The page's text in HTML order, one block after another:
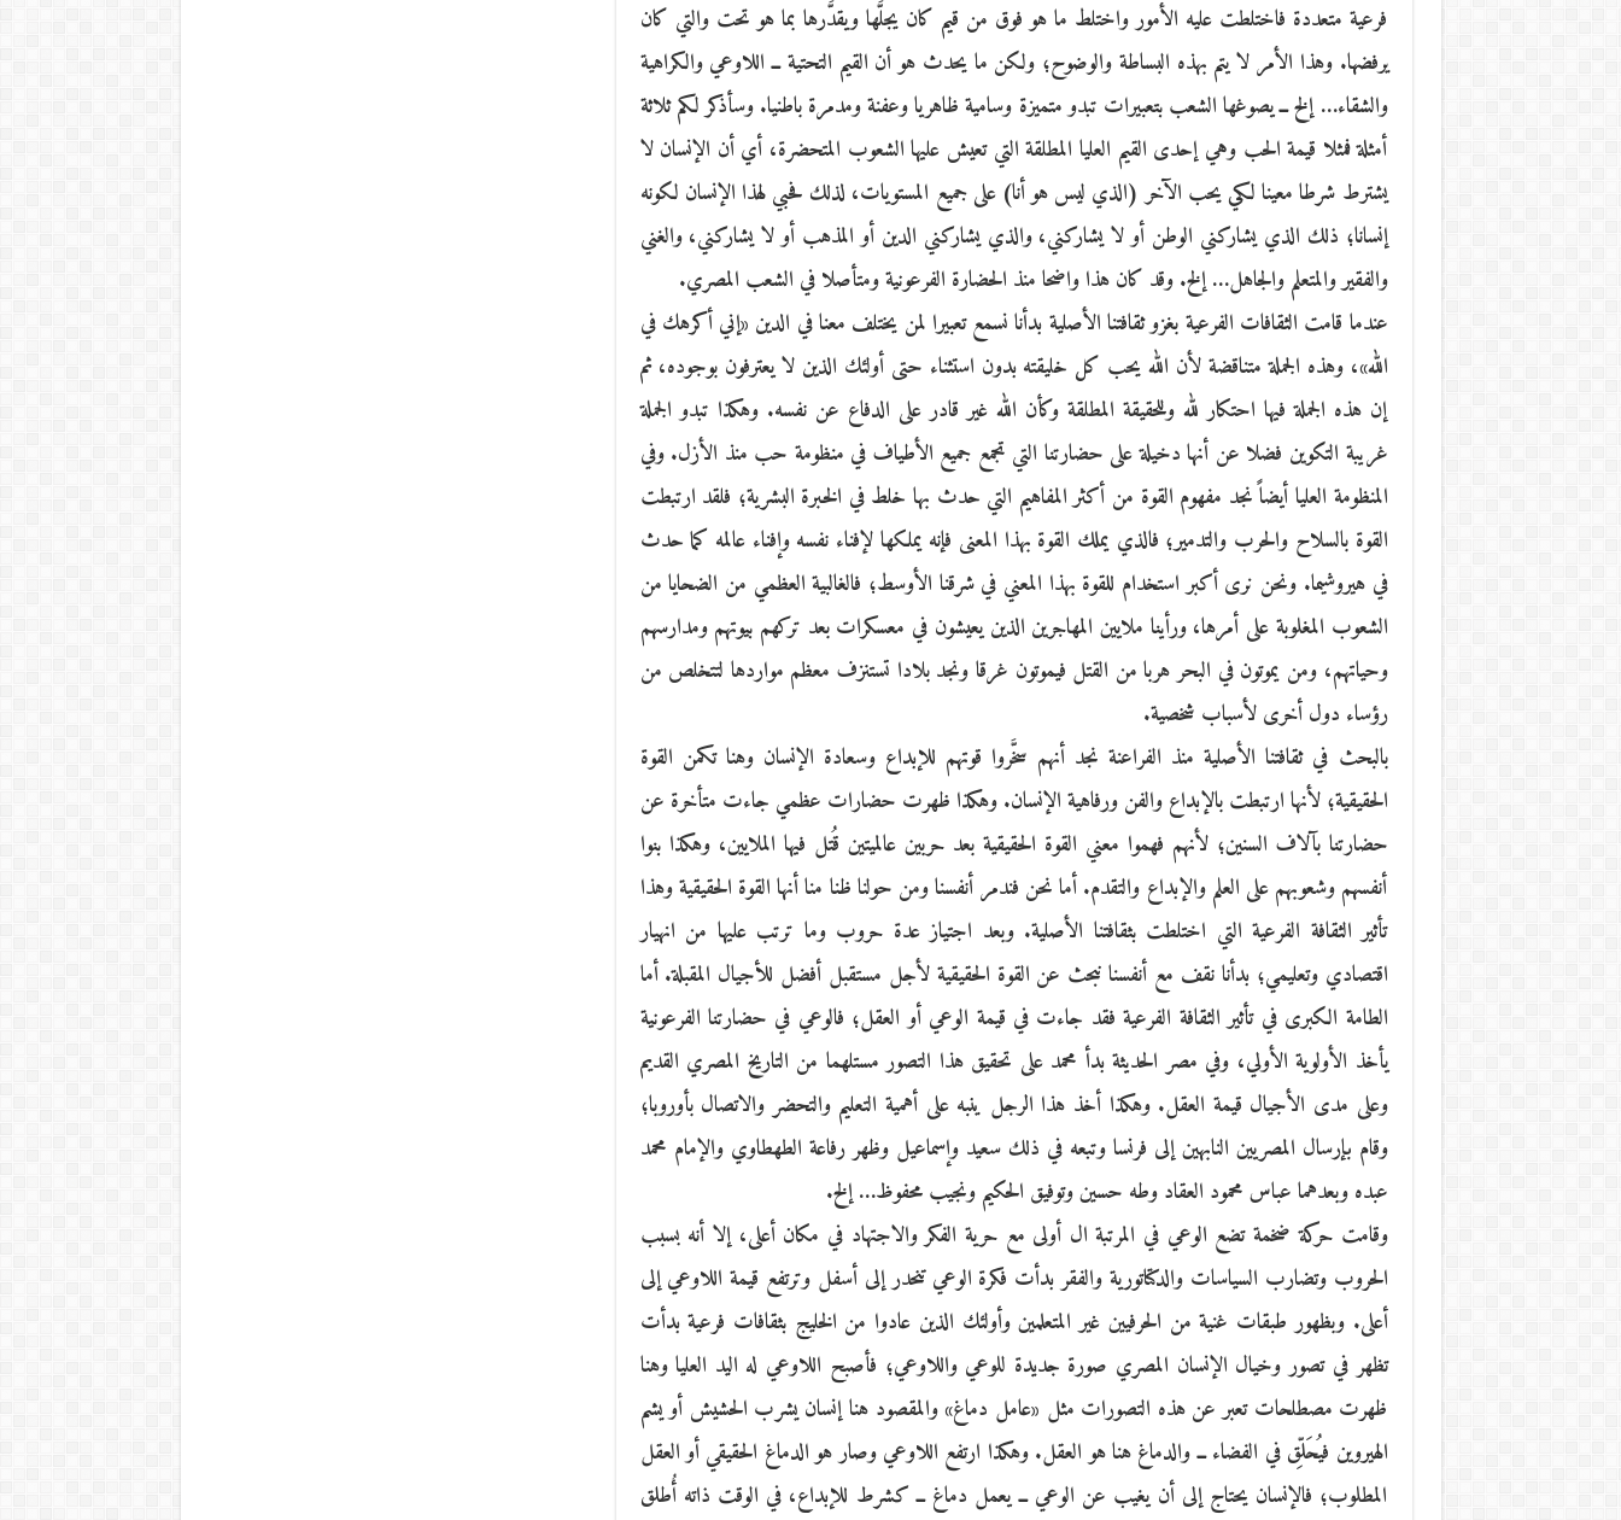
فرعية متعددة فاختلطت عليه الأمور واختلط ما هو فوق من قيم كان يجلَّها ويقدَّرها بما هو تحت والتي كان
يرفضها. وهذا الأمر لا يتم بهذه البساطة والوضوح؛ ولكن ما يحدث هو أن القيم التحتية ــ اللاوعي والكراهية
والشقاء… إلخ ــ يصوغها الشعب بتعبيرات تبدو متميزة وسامية ظاهريا وعفنة ومدمرة باطنيا. وسأذكر لكم ثلاثة
أمثلة فمثلا قيمة الحب وهي إحدى القيم العليا المطلقة التي تعيش عليها الشعوب المتحضرة، أي أن الإنسان لا
يشترط شرطا معينا لكي يحب الآخر (الذي ليس هو أنا) على جميع المستويات، لذلك فحبي لهذا الإنسان لكونه
إنسانا؛ ذلك الذي يشاركني الوطن أو لا يشاركني، والذي يشاركني الدين أو المذهب أو لا يشاركني، والغني
والفقير والمتعلم والجاهل… إلخ. وقد كان هذا واضحا منذ الحضارة الفرعونية ومتأصلا في الشعب المصري.
عندما قامت الثقافات الفرعية بغزو ثقافتنا الأصلية بدأنا نسمع تعبيرا لمن يختلف معنا في الدين «إني أكرهك في
الله»، وهذه الجملة متناقضة لأن الله يحب كل خليقته بدون استثناء حتى أولئك الذين لا يعترفون بوجوده، ثم
إن هذه الجملة فيها احتكار لله وللحقيقة المطلقة وكأن الله غير قادر على الدفاع عن نفسه. وهكذا تبدو الجملة
غريبة التكوين فضلا عن أنها دخيلة على حضارتنا التي تجمع جميع الأطياف في منظومة حب منذ الأزل. وفي
المنظومة العليا أيضاً نجد مفهوم القوة من أكثر المفاهيم التي حدث بها خلط في الخبرة البشرية؛ فلقد ارتبطت
القوة بالسلاح والحرب والتدمير؛ فالذي يملك القوة بهذا المعنى فإنه يملكها لإفناء نفسه وإفناء عالمه كما حدث
في هيروشيما. ونحن نرى أكبر استخدام للقوة بهذا المعني في شرقنا الأوسط؛ فالغالبية العظمي من الضحايا من
الشعوب المغلوبة على أمرها، ورأينا ملايين المهاجرين الذين يعيشون في معسكرات بعد تركهم بيوتهم ومدارسهم
وحياتهم، ومن يموتون في البحر هربا من القتل فيموتون غرقا ونجد بلادا تستنزف معظم مواردها لتتخلص من
رؤساء دول أخرى لأسباب شخصية.
بالبحث في ثقافتنا الأصلية منذ الفراعنة نجد أنهم سخَّروا قوتهم للإبداع وسعادة الإنسان وهنا تكمن القوة
الحقيقية؛ لأنها ارتبطت بالإبداع والفن ورفاهية الإنسان. وهكذا ظهرت حضارات عظمي جاءت متأخرة عن
حضارتنا بآلاف السنين؛ لأنهم فهموا معني القوة الحقيقية بعد حربين عالميتين قُتل فيها الملايين، وهكذا بنوا
أنفسهم وشعوبهم على العلم والإبداع والتقدم. أما نحن فندمر أنفسنا ومن حولنا ظنا منا أنها القوة الحقيقية وهذا
تأثير الثقافة الفرعية التي اختلطت بثقافتنا الأصلية. وبعد اجتياز عدة حروب وما ترتب عليها من انهيار
اقتصادي وتعليمي؛ بدأنا نقف مع أنفسنا نبحث عن القوة الحقيقية لأجل مستقبل أفضل للأجيال المقبلة. أما
الطامة الكبرى في تأثير الثقافة الفرعية فقد جاءت في قيمة الوعي أو العقل؛ فالوعي في حضارتنا الفرعونية
يأخذ الأولوية الأولي، وفي مصر الحديثة بدأ محمد على تحقيق هذا التصور مستلهما من التاريخ المصري القديم
وعلى مدى الأجيال قيمة العقل. وهكذا أخذ هذا الرجل ينبه على أهمية التعليم والتحضر والاتصال بأوروبا؛
وقام بإرسال المصريين النابهين إلى فرنسا وتبعه في ذلك سعيد وإسماعيل وظهر رفاعة الطهطاوي والإمام محمد
عبده وبعدهما عباس محمود العقاد وطه حسين وتوفيق الحكيم ونجيب محفوظ… إلخ.
وقامت حركة ضخمة تضع الوعي في المرتبة ال أولى مع حرية الفكر والاجتهاد في مكان أعلى، إلا أنه بسبب
الحروب وتضارب السياسات والدكتاتورية والفقر بدأت فكرة الوعي تنحدر إلى أسفل وترتفع قيمة اللاوعي إلى
أعلى. وبظهور طبقات غنية من الحرفيين غير المتعلمين وأولئك الذين عادوا من الخليج بثقافات فرعية بدأت
تظهر في تصور وخيال الإنسان المصري صورة جديدة للوعي واللاوعي؛ فأصبح اللاوعي له اليد العليا وهنا
ظهرت مصطلحات تعبر عن هذه التصورات مثل «عامل دماغ» والمقصود هنا إنسان يشرب الحشيش أو يشم
الهيروين فيُحَلِّق في الفضاء ــ والدماغ هنا هو العقل. وهكذا ارتفع اللاوعي وصار هو الدماغ الحقيقي أو العقل
المطلوب؛ فالإنسان يحتاج إلى أن يغيب عن الوعي ــ يعمل دماغ ــ كشرط للإبداع، في الوقت ذاته أُطلق